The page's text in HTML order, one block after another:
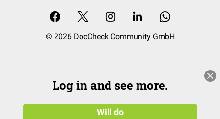
© 2026 DocCheck Community GmbH
Log in and see more.
Will do